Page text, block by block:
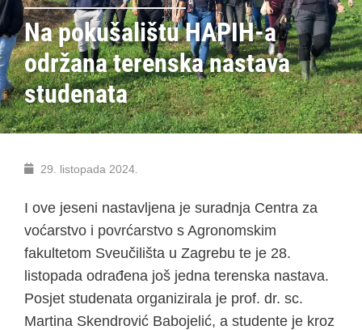
Na pokušalištu HAPIH-a
održana terenska nastava
studenata
29. listopada 2024.
I ove jeseni nastavljena je suradnja Centra za
voćarstvo i povrćarstvo s Agronomskim
fakultetom Sveučilišta u Zagrebu te je 28.
listopada odrađena još jedna terenska nastava.
Posjet studenata organizirala je prof. dr. sc.
Martina Skendrović Babojelić, a studente je kroz